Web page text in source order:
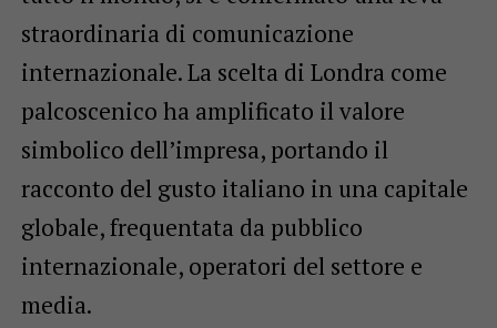
straordinaria di comunicazione
internazionale. La scelta di Londra come
palcoscenico ha amplificato il valore
simbolico dell’impresa, portando il
racconto del gusto italiano in una capitale
globale, frequentata da pubblico
internazionale, operatori del settore e
media.